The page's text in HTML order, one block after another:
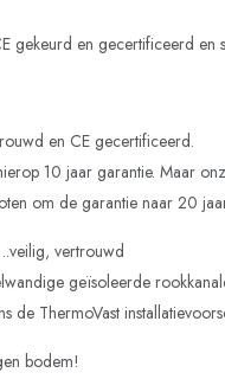
gekeurd en gecertificeerd
en CE gecertificeerd.
10 jaar garantie. Maar
om de garantie naar 20
vertrouwd
geïsoleerde
de ThermoVast
bodem!